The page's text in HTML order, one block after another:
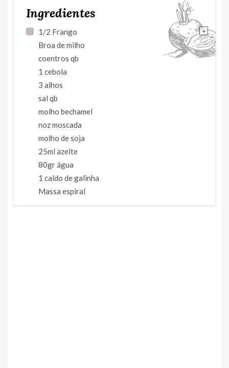
Ingredientes
+
1/2 Frango
Broa de milho
coentros qb
1 cebola
3 alhos
sal qb
molho bechamel
noz moscada
molho de soja
25ml azeite
80gr água
1 caldo de galinha
Massa espiral